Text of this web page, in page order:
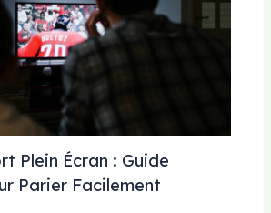
Plein Écran : Guide
Parier Facilement